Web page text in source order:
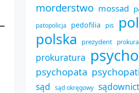
morderstwo mossad
patopolicja pedofilia pis
polska prezydent
prokuratura
psychopata
sąd sąd okręgowy